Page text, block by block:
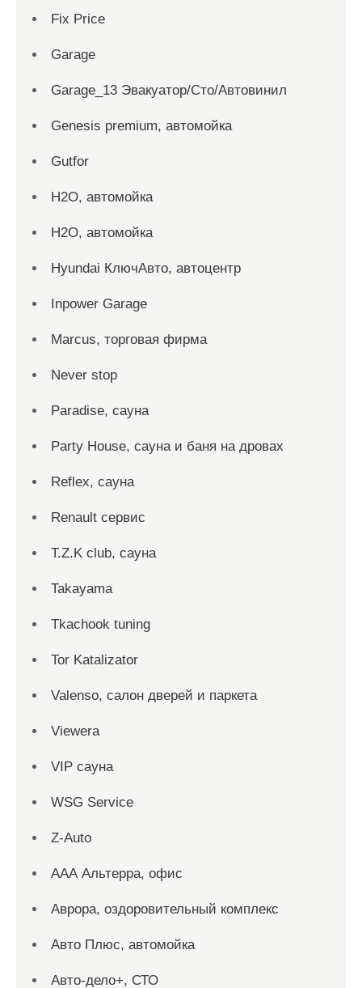
Fix Price
Garage
Garage_13 Эвакуатор/Сто/Автовинил
Genesis premium, автомойка
Gutfor
H2O, автомойка
H2O, автомойка
Hyundai КлючАвто, автоцентр
Inpower Garage
Marcus, торговая фирма
Never stop
Paradise, сауна
Party House, сауна и баня на дровах
Reflex, сауна
Renault сервис
T.Z.K club, сауна
Takayama
Tkachook tuning
Tor Katalizator
Valenso, салон дверей и паркета
Viewera
VIP сауна
WSG Service
Z-Auto
ААА Альтерра, офис
Аврора, оздоровительный комплекс
Авто Плюс, автомойка
Авто-дело+, СТО